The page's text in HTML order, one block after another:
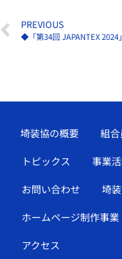
PREVIOUS
埼装協の概要 組
トピックス
事業
お問い合わせ
埼
ホームページ制作事業
アクセス